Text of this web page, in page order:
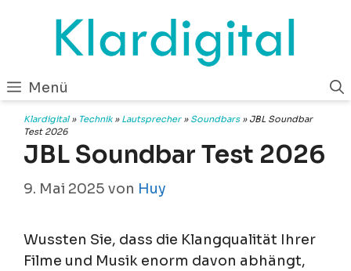
springen
Menü
Klardigital» Technik» Lautsprecher» Soundbars» JBL Soundbar
Test 2026
JBL Soundbar Test 2026
9. Mai 2025 von Huy
Wussten Sie, dass die Klangqualität Ihrer
Filme und Musik enorm davon abhängt,